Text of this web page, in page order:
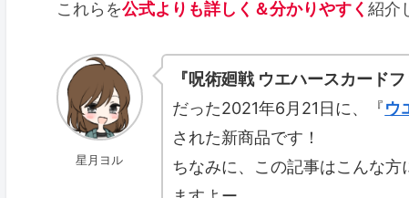
これらを公式よりも詳しく＆分かりやすく 紹介
星月ヨル
『呪術廻戦 ウエハースカードフ
だった2021年6月21日に、『ウ
された新商品です！
ちなみに、この記事はこんな